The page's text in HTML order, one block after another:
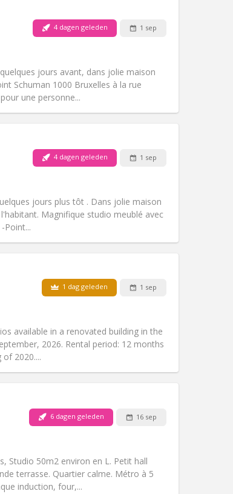
4 dagen geleden 1 sep
jours avant, dans jolie maison
Schuman 1000 Bruxelles à la rue
une personne...
Andere
Sfeer:Hartelijk, ernstig, rustig
Huisdieren:Nee
4 dagen geleden 1 sep
jours plus tôt . Dans jolie maison
Magnifique studio meublé avec
Point...
Andere
Sfeer:Ernstig, rustig, hartelijk
Huisdieren:Nee
1 dag geleden 1 sep
available in a renovated building in the
2026. Rental period: 12 months
2020....
Andere
Sfeer:Hartelijk
Huisdieren:Nee
6 dagen geleden 16 sep
Studio 50m2 environ en L. Petit hall
terrasse. Quartier calme. Métro à 5
induction, four,...
Andere
Sfeer:Rustig
Huisdieren:Nee